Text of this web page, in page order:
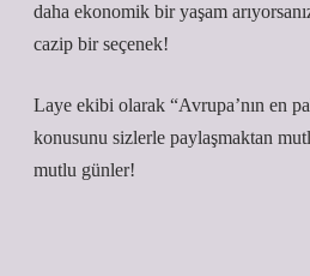
daha ekonomik bir yaşam
cazip bir seçenek!
Laye ekibi olarak “Avrupa’nın en
konusunu sizlerle paylaşmaktan
mutlu günler!